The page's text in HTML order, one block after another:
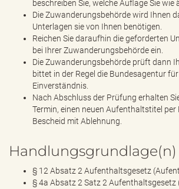
beschreiben Sie, welche Auflage Sie wie
Die Zuwanderungsbehörde wird Ihnen
Unterlagen sie von Ihnen benötigen.
Reichen Sie daraufhin die geforderten
bei Ihrer Zuwanderungsbehörde ein.
Die Zuwanderungsbehörde prüft dann
bittet in der Regel die Bundesagentur
Einverständnis.
Nach Abschluss der Prüfung erhalten
Termin, einen neuen Aufenthaltstitel per
Bescheid mit Ablehnung.
Handlungsgrundlage(n)
§ 12 Absatz 2 Aufenthaltsgesetz
§ 4a Absatz 2 Satz 2 Aufenthaltsgesetz